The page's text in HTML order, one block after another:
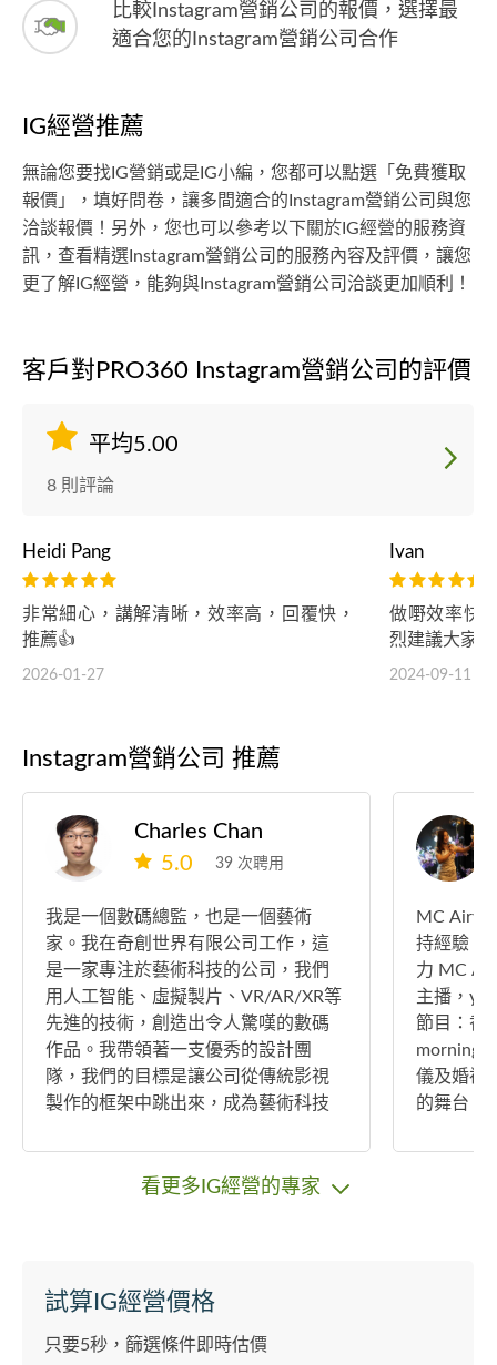
比較Instagram營銷公司的報價，選擇最
適合您的Instagram營銷公司合作
IG經營推薦
無論您要找IG營銷或是IG小編，您都可以點選「免費獲取
報價」，填好問卷，讓多間適合的Instagram營銷公司與您
洽談報價！另外，您也可以參考以下關於IG經營的服務資
訊，查看精選Instagram營銷公司的服務內容及評價，讓您
更了解IG經營，能夠與Instagram營銷公司洽談更加順利！
客戶對PRO360 Instagram營銷公司的評價
平均5.00
8 則評論
Heidi Pang
非常細心，講解清晰，效率高，回覆快，
推薦👍
2026-01-27
Ivan
做嘢效率快
烈建議大家聘
2024-09-11
Instagram營銷公司 推薦
Charles Chan
5.0
39 次聘用
我是一個數碼總監，也是一個藝術
家。我在奇創世界有限公司工作，這
是一家專注於藝術科技的公司，我們
用人工智能、虛擬製片、VR/AR/XR等
先進的技術，創造出令人驚嘆的數碼
作品。我帶領著一支優秀的設計團
隊，我們的目標是讓公司從傳統影視
製作的框架中跳出來，成為藝術科技
000年，當時我還是一個中國文化研究
教育網站的設計師，我喜歡用我的創
我用我的設計和藝術為他們打造了一
個高端、時尚、優雅的品牌形象。從
設計師到管理層，我一直堅持我的初
MC Airy 張蔚晴 三語司儀統籌 豐富主
持經驗 風
力 MC Airy 是一名主持人及電台實習
主播，
節目：香
morning
儀及婚禮
的舞台，
舞臺🥰 除此之外，我亦榮獲全港青年
看更多IG經營的專家
試算IG經營價格
只要5秒，篩選條件即時估價